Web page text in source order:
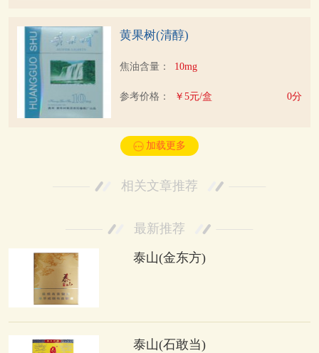
黄果树(清醇)
焦油含量： 10mg
参考价格： ￥5元/盒 0分
加载更多
相关文章推荐
最新推荐
泰山(金东方)
泰山(石敢当)